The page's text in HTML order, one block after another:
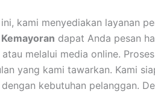
kami menyediakan layanan
dapat Anda pesan
melalui media online.
yang kami tawarkan. Kami
kebutuhan pelanggan.